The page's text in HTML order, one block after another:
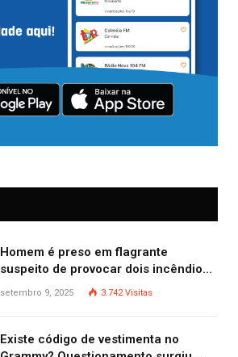
Homem é preso em flagrante
suspeito de provocar dois incêndios
criminosos no mesmo dia
setembro 9, 2025 3.742Visitas
Existe código de vestimenta no